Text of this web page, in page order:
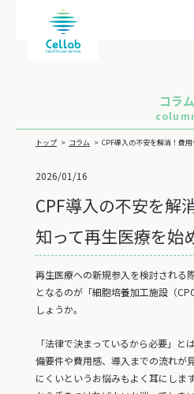
コラム
トップ コラム CPF導入の不安を解消！費
2026/01/16
CPF導入の不安を解
知って再生医療を始
再生医療への新規参入を検討される
となるのが「細胞培養加工施設（
しょうか。
「法律で決まっているから必要」と
備要件や費用感、導入までの流れが
にくいというお悩みもよく耳にしま